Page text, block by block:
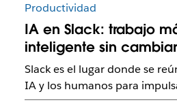
Productividad
IA en Slack: trabajo
inteligente sin
Slack es el lugar donde se
IA y los humanos para